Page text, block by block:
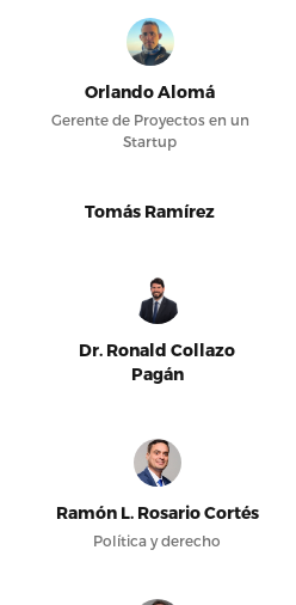
Orlando Alomá
Gerente de Proyectos en un
Startup
Tomás Ramírez
Dr. Ronald Collazo
Pagán
Ramón L. Rosario Cortés
Política y derecho